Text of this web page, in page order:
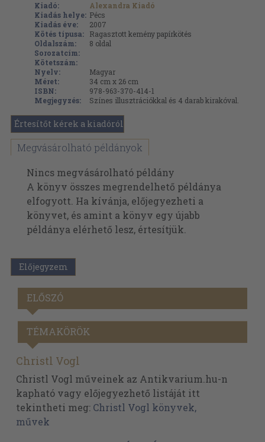
Kiadó:
Alexandra Kiadó
Kiadás helye: Pécs
Kiadás éve:
2007
Kötés típusa:
Ragasztott kemény papírkötés
Oldalszám:
8 oldal
Sorozatcím:
Kötetszám:
Nyelv:
Magyar
Méret:
34 cm x 26 cm
ISBN:
978-963-370-414-1
Megjegyzés:
Színes illusztrációkkal és 4 darab kirakóval.
Értesítőt kérek a kiadóról
Megvásárolható példányok
Nincs megvásárolható példány
A könyv összes megrendelhető példánya
elfogyott. Ha kívánja, előjegyezheti a
könyvet, és amint a könyv egy újabb
példánya elérhető lesz, értesítjük.
Előjegyzem
ELŐSZÓ
TÉMAKÖRÖK
Christl Vogl
Christl Vogl műveinek az Antikvarium.hu-n
kapható vagy előjegyezhető listáját itt
tekintheti meg: Christl Vogl könyvek,
művek